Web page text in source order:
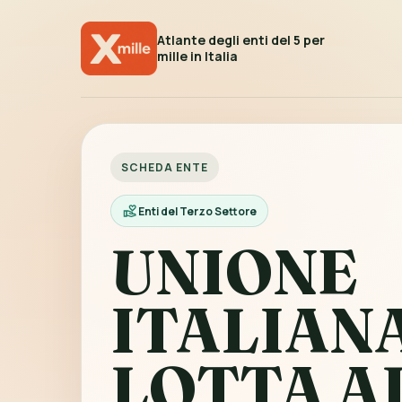
Atlante degli enti del 5 per
mille in Italia
SCHEDA ENTE
Enti del Terzo Settore
UNIONE